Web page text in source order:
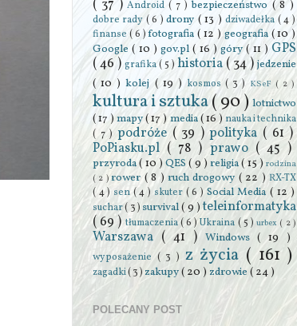
( 37 )Android( 7 )bezpieczeństwo ( 8 )
dobre rady ( 6 )drony ( 13 )dziwadełka ( 4 )
finanse ( 6 )fotografia( 12 ) geografia ( 10 )
Google( 10 ) gov.pl( 16 ) góry( 11 ) GPS
( 46 ) grafika( 5 ) historia ( 34 ) jedzenie
( 10 )kolej ( 19 ) kosmos( 3 ) KSeF ( 2 )
kultura i sztuka( 90 ) lotnictwo
( 17 )mapy( 17 ) media( 16 ) nauka i technika
( 7 ) podróże ( 39 )polityka ( 61 )
PoPiasku.pl ( 78 ) prawo ( 45 )
przyroda( 10 ) QES( 9 ) religia( 15 ) rodzina
( 2 )rower ( 8 ) ruch drogowy ( 22 )RX-TX
( 4 ) sen ( 4 ) skuter ( 6 ) Social Media ( 12 )
suchar( 3 ) survival( 9 )teleinformatyka
( 69 ) tłumaczenia( 6 )Ukraina ( 5 )urbex( 2 )
Warszawa ( 41 ) Windows( 19 )
wyposażenie ( 3 ) z życia ( 161 )
zagadki( 3 )zakupy( 20 ) zdrowie ( 24 )
POLECANY POST